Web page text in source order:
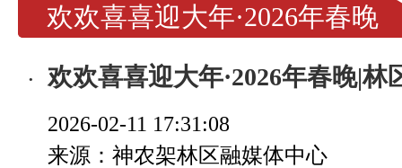
欢欢喜喜迎大年·2026年春晚
欢欢喜喜迎大年·2026年春晚|林区春晚生
2026-02-11 17:31:08
来源：神农架林区融媒体中心